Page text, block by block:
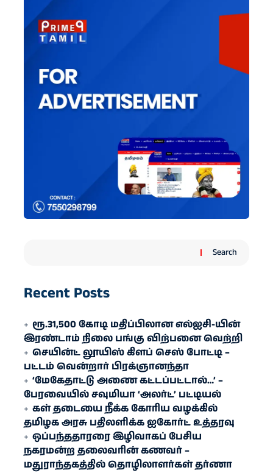
Search
Recent Posts
ரூ.31,500 கோடி மதிப்பிலான எல்ஐசி-​யின்
இரண்​டாம் நிலை பங்கு விற்பனை வெற்றி
செயின்ட் லூயிஸ் கிளப் செஸ் போட்டி –
பட்டம் வென்றார் பிரக்ஞானந்தா
‘மேகேதாட்டு அணை கட்டப்பட்டால்…’ –
பேரவையில் சவுமியா ‘அலர்ட்’ பட்டியல்
கள் தடையை நீக்க கோரிய வழக்கில்
தமிழக அரசு பதிலளிக்க ஐகோர்ட் உத்தரவு
ஒப்பந்ததாரரை இழிவாகப் பேசிய
நகரமன்ற தலைவரின் கணவர் –
மதுராந்தகத்தில் தொழிலாளர்கள் தர்ணா